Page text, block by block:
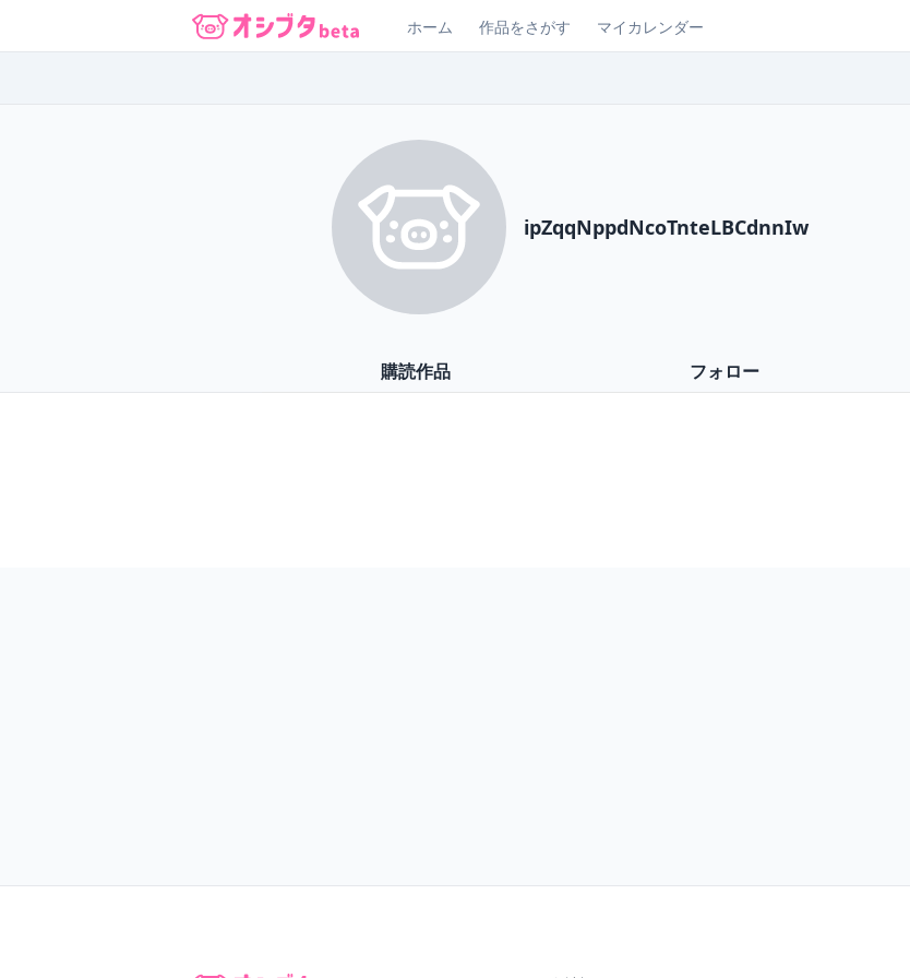
オシブタ Oshibuta
ホーム 作品をさがす マイカレンダー
ipZqqNppdNcoTnteLBCdnnIw
購読作品 フォロー